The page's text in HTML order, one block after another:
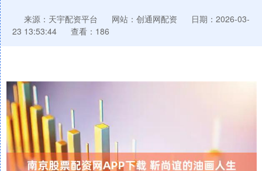
来源：天宇配资平台 网站：创通网配资
日期：2026-03-
23 13:53:44
查看：186